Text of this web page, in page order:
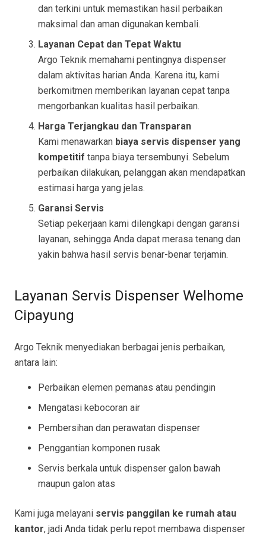
dan terkini untuk memastikan hasil perbaikan
maksimal dan aman digunakan kembali.
Layanan Cepat dan Tepat Waktu
Argo Teknik memahami pentingnya dispenser
dalam aktivitas harian Anda. Karena itu, kami
berkomitmen memberikan layanan cepat tanpa
mengorbankan kualitas hasil perbaikan.
Harga Terjangkau dan Transparan
Kami menawarkan biaya servis dispenser yang
kompetitif tanpa biaya tersembunyi. Sebelum
perbaikan dilakukan, pelanggan akan mendapatkan
estimasi harga yang jelas.
Garansi Servis
Setiap pekerjaan kami dilengkapi dengan garansi
layanan, sehingga Anda dapat merasa tenang dan
yakin bahwa hasil servis benar-benar terjamin.
Layanan Servis Dispenser Welhome
Cipayung
Argo Teknik menyediakan berbagai jenis perbaikan,
antara lain:
Perbaikan elemen pemanas atau pendingin
Mengatasi kebocoran air
Pembersihan dan perawatan dispenser
Penggantian komponen rusak
Servis berkala untuk dispenser galon bawah
maupun galon atas
Kami juga melayani servis panggilan ke rumah atau
kantor, jadi Anda tidak perlu repot membawa dispenser